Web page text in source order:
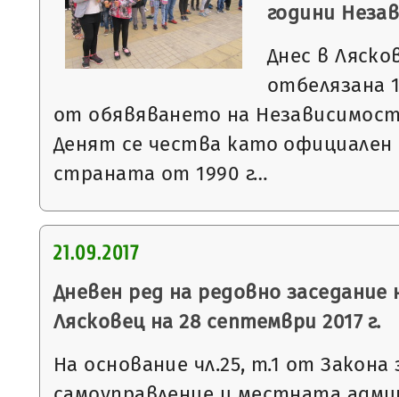
години
Днес в
отбелязана
от обявяването на
Денят се чества като официален
страната от 1990 г…
21.09.2017
Дневен ред на редовно
Лясковец на 28 септември 2017 г.
На основание чл.25, т.1 от